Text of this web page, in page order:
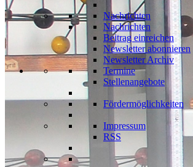
Nachrichten
Nachrichten
Beitrag einreichen
Newsletter abonnieren
Newsletter Archiv
Termine
Stellenangebote
Fördermöglichkeiten
Impressum
RSS